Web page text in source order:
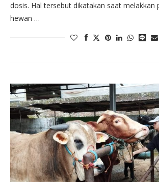
dosis. Hal tersebut dikatakan saat melakkan
hewan …